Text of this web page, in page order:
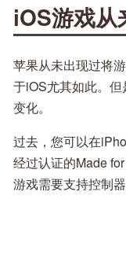
iOS游戏从
苹果从未出现过将
于iOS尤其如此。
变化。
过去，您可以在
经过认证的Made
游戏需要支持控制器